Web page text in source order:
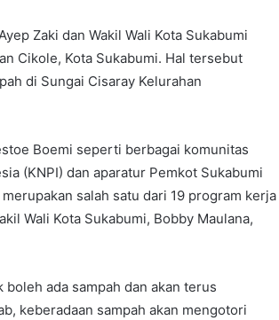
Zaki dan Wakil Wali Kota Sukabumi
Cikole, Kota Sukabumi. Hal tersebut
di Sungai Cisaray Kelurahan
Boemi seperti berbagai komunitas
(KNPI) dan aparatur Pemkot Sukabumi
salah satu dari 19 program kerja
Wali Kota Sukabumi, Bobby Maulana,
ada sampah dan akan terus
keberadaan sampah akan mengotori